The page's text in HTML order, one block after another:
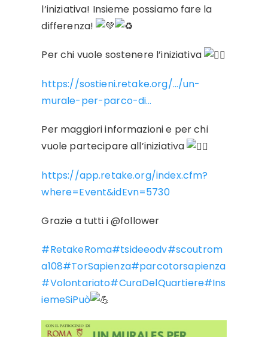
l’iniziativa! Insieme possiamo fare la
differenza!
Per chi vuole sostenere l’iniziativa
https://sostieni.retake.org/…/un-
murale-per-parco-di…
Per maggiori informazioni e per chi
vuole partecipare all’iniziativa
https://app.retake.org/index.cfm?
where=Event&idEvn=5730
Grazie a tutti i @follower
#RetakeRoma#tsideeodv#scoutrom
a108#TorSapienza#parcotorsapienza
#Volontariato#CuraDelQuartiere#Ins
iemeSiPuò